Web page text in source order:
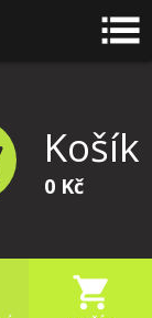
Košík
0 Kč